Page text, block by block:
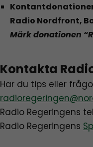
Radio Nordfront,
Märk donationen
Kontakta
Har du tips eller
Radio Regeringens
Radio Regeringens